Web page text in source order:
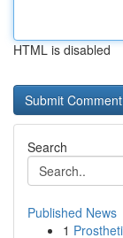
HTML is disabled
Search
Published News
1